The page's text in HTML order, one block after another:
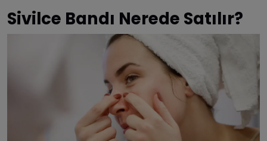
Sivilce Bandı Nerede Satılır?